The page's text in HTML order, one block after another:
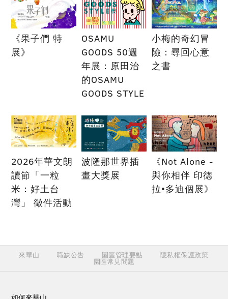
《果子們 特
展》
OSAMU
GOODS 50週
年展：原田治
的OSAMU
GOODS STYLE
小梅的奇幻冒
險：尋回心意
之書
2026年華文朗
讀節「一粒
米：好土台
灣」 徵件活動
波隆那世界插
畫大獎展
《Not Alone -
與你相伴 印德
拉•多迪個展》
來華山 職缺公告 園區管理要點 隱私權保護政策
園區常見問題